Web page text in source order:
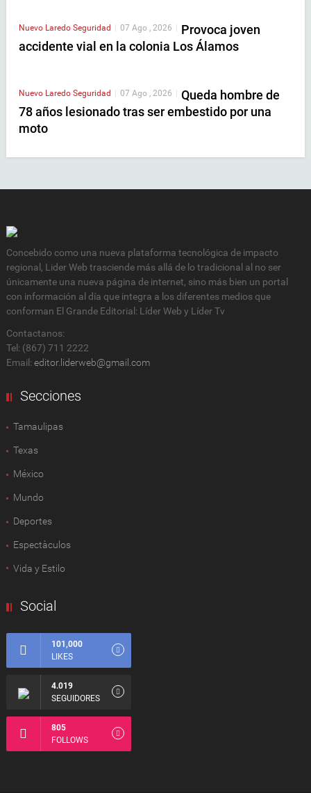
Nuevo Laredo Seguridad | 07 Ago , 2026 | Provoca joven
accidente vial en la colonia Los Álamos
Nuevo Laredo Seguridad 07 Ago , 2026
Queda hombre de
78 años lesionado tras ser embestido por una
moto
Concebido como una nueva plataforma tecnológica de impacto
regional, Lider Web trasciende más allá de lo tradicional al no ser
únicamente una nueva página de internet, sino más bien un portal
con información al día que integra a los diferentes medios que
conforman El Grande Editorial: Líder Web y Líder Tv
Contactanos:
Tel: (867) 711 2222
Email: editor.liderweb@gmail.com
Secciones
Tamaulipas
Texas
México
Mundo
Deportes
Espectàculos
Vida y Estilo
Social
101,000
LIKES
4.019
SEGUIDORES
805
FOLLOWS